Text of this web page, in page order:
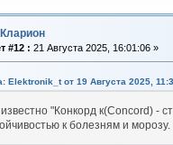
#12 : 21 Августа 2025, 16:01:06 »
Elektronik_t от 19 Августа 2025,
известно "Конкорд к(Concord) -
к болезням и морозу.